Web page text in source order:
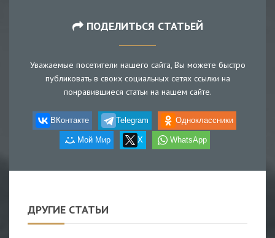
ПОДЕЛИТЬСЯ СТАТЬЕЙ
Уважаемые посетители нашего сайта, Вы можете быстро
публиковать в своих социальных сетях ссылки на
понравившиеся статьи на нашем сайте.
ВКонтакте Telegram Одноклассники
Мой Мир X WhatsApp
ДРУГИЕ СТАТЬИ